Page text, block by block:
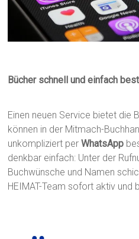
Bücher schnell und einfach
Einen neuen Service bietet die
können in der Mitmach-
unkompliziert perWhatsApp
denkbar einfach: Unter der
Buchwünsche und Namen
HEIMAT-Team sofort aktiv und